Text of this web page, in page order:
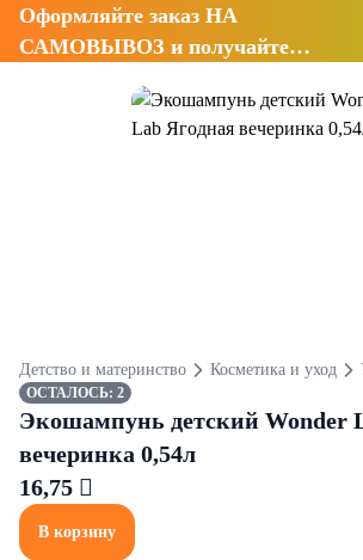
Оформляйте заказ НА
САМОВЫВОЗ и получайте
Детство и материнство Косметика и уход
ОСТАЛОСЬ: 2
Экошампунь детский Wonder
вечеринка 0,54л
16,75 
В корзину